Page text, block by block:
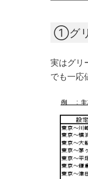
①グ
実はグリ
でも一応